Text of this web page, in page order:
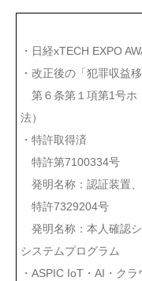
・日経xTECH EXPO
・改正後の「犯罪収益
第６条第１項第1号ホ
法）
・特許取得済
特許第7100334号
発明名称：認証装置
特許7329204号
発明名称：本人確認
システムプログラム
・ASPIC IoT・AI・ク